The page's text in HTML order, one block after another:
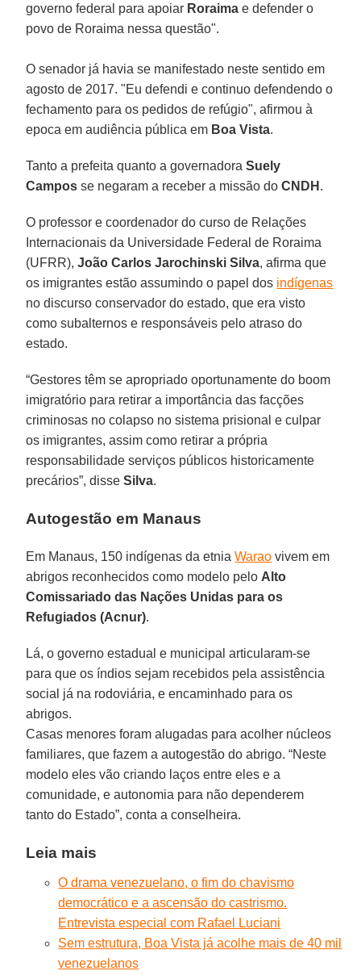
governo federal para apoiar Roraima e defender o
povo de Roraima nessa questão".
O senador já havia se manifestado neste sentido em
agosto de 2017. "Eu defendi e continuo defendendo o
fechamento para os pedidos de refúgio", afirmou à
epoca em audiência pública em Boa Vista.
Tanto a prefeita quanto a governadoraSuely
Campos se negaram a receber a missão doCNDH .
O professor e coordenador do curso de Relações
Internacionais da Universidade Federal de Roraima
(UFRR),João Carlos Jarochinski Silva, afirma que
os imigrantes estão assumindo o papel dos indígenas
no discurso conservador do estado, que era visto
como subalternos e responsáveis pelo atraso do
estado.
“Gestores têm se apropriado oportunamente do boom
imigratório para retirar a importância das facções
criminosas no colapso no sistema prisional e culpar
os imigrantes, assim como retirar a própria
responsabilidade serviços públicos historicamente
precários”, disseSilva.
Autogestão em Manaus
Em Manaus, 150 indígenas da etniaWarao vivem em
abrigos reconhecidos como modelo pelo Alto
Comissariado das Nações Unidas para os
Refugiados (Acnur).
Lá, o governo estadual e municipal articularam-se
para que os índios sejam recebidos pela assistência
social já na rodoviária, e encaminhado para os
abrigos.
Casas menores foram alugadas para acolher núcleos
familiares, que fazem a autogestão do abrigo. “Neste
modelo eles vão criando laços entre eles e a
comunidade, e autonomia para não dependerem
tanto do Estado”, conta a conselheira.
Leia mais
O drama venezuelano, o fim do chavismo
democrático e a ascensão do castrismo.
Entrevista especial com Rafael Luciani
Sem estrutura, Boa Vista já acolhe mais de 40 mil
venezuelanos